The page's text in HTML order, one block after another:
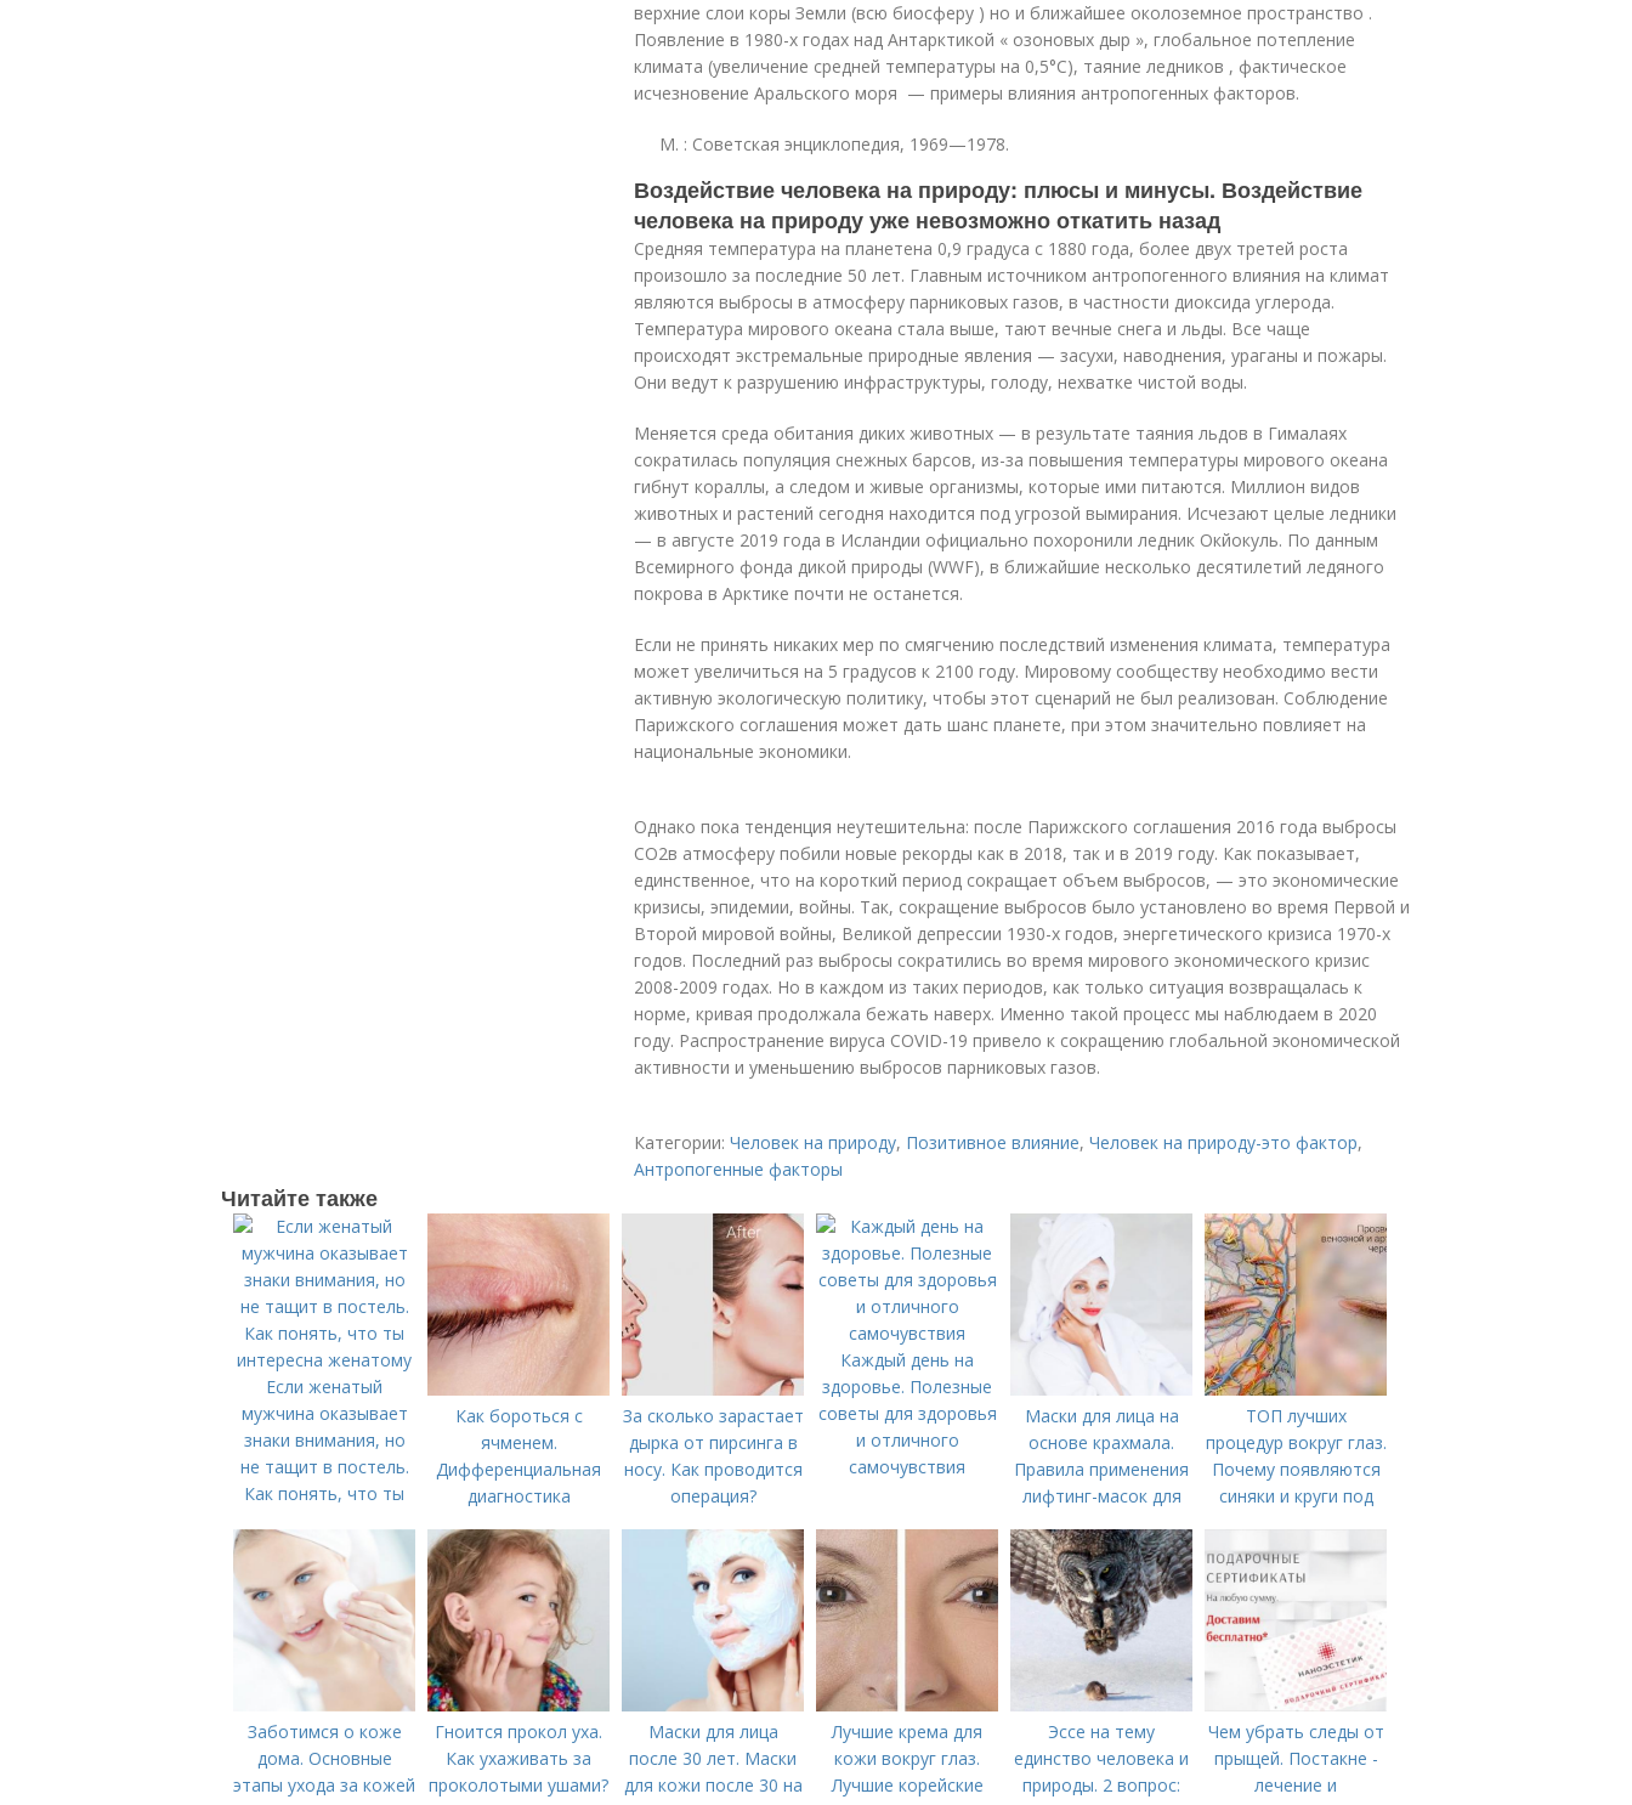
верхние слои коры Земли (всю биосферу ) но и ближайшее околоземное пространство .
Появление в 1980-х годах над Антарктикой « озоновых дыр », глобальное потепление
климата (увеличение средней температуры на 0,5°С), таяние ледников , фактическое
исчезновение Аральского моря — примеры влияния антропогенных факторов.
М. : Советская энциклопедия, 1969—1978.
Воздействие человека на природу: плюсы и минусы. Воздействие
человека на природу уже невозможно откатить назад
Средняя температура на планетена 0,9 градуса с 1880 года, более двух третей роста
произошло за последние 50 лет. Главным источником антропогенного влияния на климат
являются выбросы в атмосферу парниковых газов, в частности диоксида углерода.
Температура мирового океана стала выше, тают вечные снега и льды. Все чаще
происходят экстремальные природные явления — засухи, наводнения, ураганы и пожары.
Они ведут к разрушению инфраструктуры, голоду, нехватке чистой воды.
Меняется среда обитания диких животных — в результате таяния льдов в Гималаях
сократилась популяция снежных барсов, из-за повышения температуры мирового океана
гибнут кораллы, а следом и живые организмы, которые ими питаются. Миллион видов
животных и растений сегодня находится под угрозой вымирания. Исчезают целые ледники
— в августе 2019 года в Исландии официально похоронили ледник Окйокуль. По данным
Всемирного фонда дикой природы (WWF), в ближайшие несколько десятилетий ледяного
покрова в Арктике почти не останется.
Если не принять никаких мер по смягчению последствий изменения климата, температура
может увеличиться на 5 градусов к 2100 году. Мировому сообществу необходимо вести
активную экологическую политику, чтобы этот сценарий не был реализован. Соблюдение
Парижского соглашения может дать шанс планете, при этом значительно повлияет на
национальные экономики.
Однако пока тенденция неутешительна: после Парижского соглашения 2016 года выбросы
СО2в атмосферу побили новые рекорды как в 2018, так и в 2019 году. Как показывает,
единственное, что на короткий период сокращает объем выбросов, — это экономические
кризисы, эпидемии, войны. Так, сокращение выбросов было установлено во время Первой и
Второй мировой войны, Великой депрессии 1930-х годов, энергетического кризиса 1970-х
годов. Последний раз выбросы сократились во время мирового экономического кризис
2008-2009 годах. Но в каждом из таких периодов, как только ситуация возвращалась к
норме, кривая продолжала бежать наверх. Именно такой процесс мы наблюдаем в 2020
году. Распространение вируса COVID-19 привело к сокращению глобальной экономической
активности и уменьшению выбросов парниковых газов.
Категории: Человек на природу, Позитивное влияние, Человек на природу-это фактор,
Антропогенные факторы
Читайте также
Если женатый
мужчина оказывает
знаки внимания, но
не тащит в постель.
Как понять, что ты
Как бороться с
ячменем.
Дифференциальная
диагностика
За сколько зарастает
дырка от пирсинга в
носу. Как проводится
операция?
Каждый день на
здоровье. Полезные
советы для здоровья
и отличного
самочувствия
Маски для лица на
основе крахмала.
Правила применения
лифтинг-масок для
ТОП лучших
процедур вокруг глаз.
Почему появляются
синяки и круги под
Заботимся о коже
дома. Основные
этапы ухода за кожей
Гноится прокол уха.
Как ухаживать за
проколотыми ушами?
Маски для лица
после 30 лет. Маски
для кожи после 30 на
Лучшие крема для
кожи вокруг глаз.
Лучшие корейские
Эссе на тему
единство человека и
природы. 2 вопрос:
Чем убрать следы от
прыщей. Постакне -
лечение и